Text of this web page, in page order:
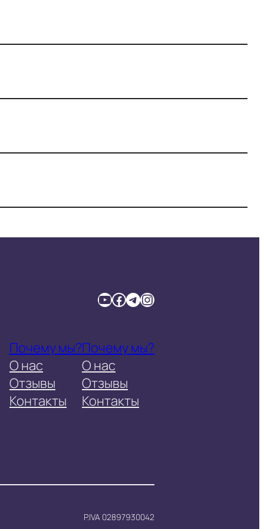
YouTube Facebook TelegramInstagram
Почему мы?
О нас
Отзывы
Контакты
Почему мы?
О нас
Отзывы
Контакты
P.IVA 02897930042